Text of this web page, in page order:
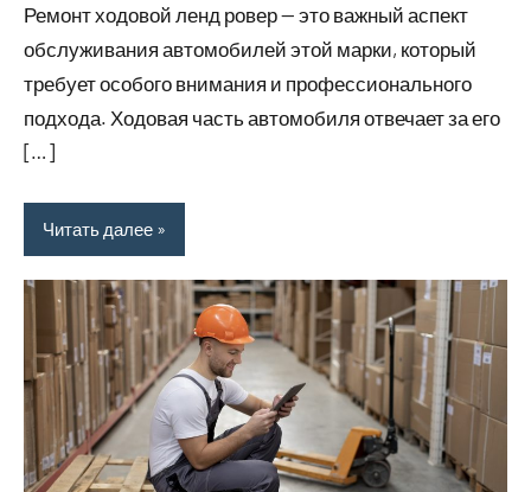
Ремонт ходовой ленд ровер — это важный аспект
обслуживания автомобилей этой марки, который
требует особого внимания и профессионального
подхода. Ходовая часть автомобиля отвечает за его
[…]
Читать далее